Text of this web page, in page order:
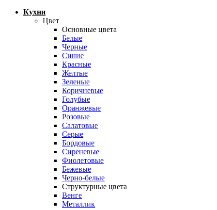
Кухни
Цвет
Основные цвета
Белые
Черные
Синие
Красные
Желтые
Зеленые
Коричневые
Голубые
Оранжевые
Розовые
Салатовые
Серые
Бордовые
Сиреневые
Фиолетовые
Бежевые
Черно-белые
Структурные цвета
Венге
Металлик